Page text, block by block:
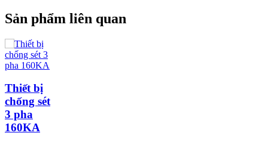
Sản phẩm liên quan
Thiết bị
chống sét
3 pha
160KA